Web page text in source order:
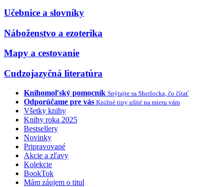
Učebnice a slovníky
Náboženstvo a ezoterika
Mapy a cestovanie
Cudzojazyčná literatúra
Knihomoľský pomocník Spýtajte sa Sherlocka, čo čítať
Odporúčame pre vás Knižné tipy ušité na mieru vám
Všetky knihy
Knihy roka 2025
Bestsellery
Novinky
Pripravované
Akcie a zľavy
Kolekcie
BookTok
Mám záujem o titul